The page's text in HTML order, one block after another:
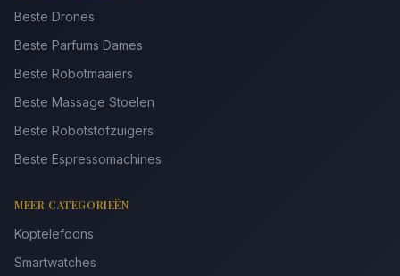
Beste Drones
Beste Parfums Dames
Beste Robotmaaiers
Beste Massage Stoelen
Beste Robotstofzuigers
Beste Espressomachines
MEER CATEGORIEËN
Koptelefoons
Smartwatches